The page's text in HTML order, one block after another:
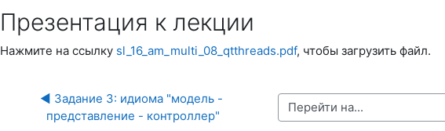
Презентация к лекции
Нажмите на ссылку sl_16_am_multi_08_qtthreads.pdf, чтобы загрузить файл.
◀︎ Задание 3: идиома "модель -
представление - контроллер"
Перейти на...